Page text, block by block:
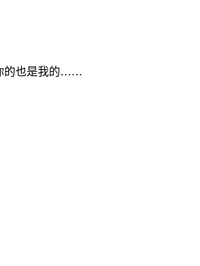
的也是我的……